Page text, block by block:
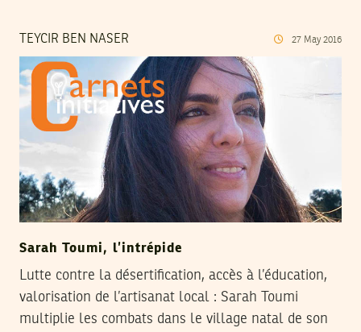
TEYCIR BEN NASER 27 May 2016
Sarah Toumi, l’intrépide
Lutte contre la désertification, accès à l’éducation,
valorisation de l’artisanat local : Sarah Toumi
multiplie les combats dans le village natal de son